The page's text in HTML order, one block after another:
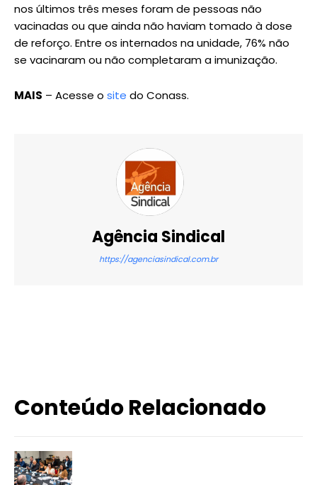
nos últimos três meses foram de pessoas não
vacinadas ou que ainda não haviam tomado à dose
de reforço. Entre os internados na unidade, 76% não
se vacinaram ou não completaram a imunização.
MAIS – Acesse o site do Conass.
Agência Sindical
https://agenciasindical.com.br
Conteúdo Relacionado